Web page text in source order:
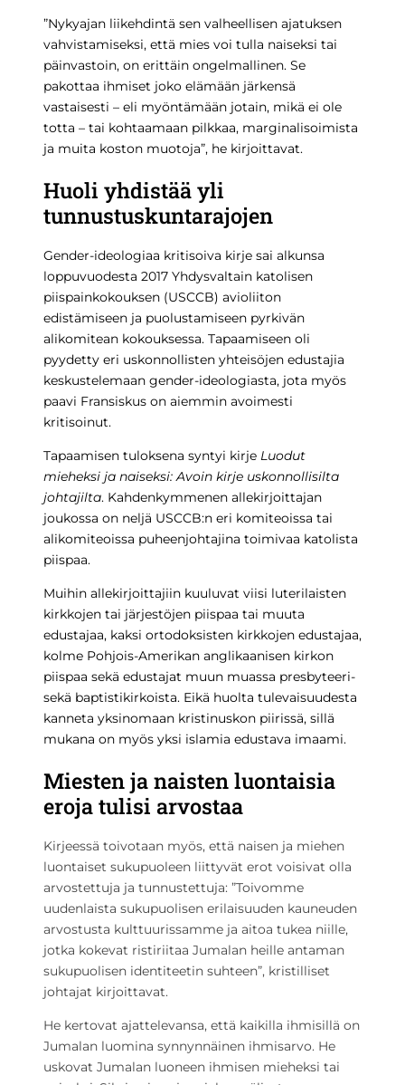
”Nykyajan liikehdintä sen valheellisen ajatuksen
vahvistamiseksi, että mies voi tulla naiseksi tai
päinvastoin, on erittäin ongelmallinen. Se
pakottaa ihmiset joko elämään järkensä
vastaisesti – eli myöntämään jotain, mikä ei ole
totta – tai kohtaamaan pilkkaa, marginalisoimista
ja muita koston muotoja”, he kirjoittavat.
Huoli yhdistää yli
tunnustuskuntarajojen
Gender-ideologiaa kritisoiva kirje sai alkunsa
loppuvuodesta 2017 Yhdysvaltain katolisen
piispainkokouksen (USCCB) avioliiton
edistämiseen ja puolustamiseen pyrkivän
alikomitean kokouksessa. Tapaamiseen oli
pyydetty eri uskonnollisten yhteisöjen edustajia
keskustelemaan gender-ideologiasta, jota myös
paavi Fransiskus on aiemmin avoimesti
kritisoinut.
Tapaamisen tuloksena syntyi kirje Luodut
mieheksi ja naiseksi: Avoin kirje uskonnollisilta
johtajilta. Kahdenkymmenen allekirjoittajan
joukossa on neljä USCCB:n eri komiteoissa tai
alikomiteoissa puheenjohtajina toimivaa katolista
piispaa.
Muihin allekirjoittajiin kuuluvat viisi luterilaisten
kirkkojen tai järjestöjen piispaa tai muuta
edustajaa, kaksi ortodoksisten kirkkojen edustajaa,
kolme Pohjois-Amerikan anglikaanisen kirkon
piispaa sekä edustajat muun muassa presbyteeri-
sekä baptistikirkoista. Eikä huolta tulevaisuudesta
kanneta yksinomaan kristinuskon piirissä, sillä
mukana on myös yksi islamia edustava imaami.
Miesten ja naisten luontaisia
eroja tulisi arvostaa
Kirjeessä toivotaan myös, että naisen ja miehen
luontaiset sukupuoleen liittyvät erot voisivat olla
arvostettuja ja tunnustettuja: ”Toivomme
uudenlaista sukupuolisen erilaisuuden kauneuden
arvostusta kulttuurissamme ja aitoa tukea niille,
jotka kokevat ristiriitaa Jumalan heille antaman
sukupuolisen identiteetin suhteen”, kristilliset
johtajat kirjoittavat.
He kertovat ajattelevansa, että kaikilla ihmisillä on
Jumalan luomina synnynnäinen ihmisarvo. He
uskovat Jumalan luoneen ihmisen mieheksi tai